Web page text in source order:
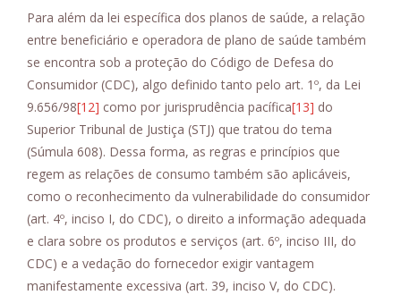
Para além da lei específica dos planos de saúde, a relação
entre beneficiário e operadora de plano de saúde também
se encontra sob a proteção do Código de Defesa do
Consumidor (CDC), algo definido tanto pelo art. 1º, da Lei
9.656/98[12] como por jurisprudência pacífica[13] do
Superior Tribunal de Justiça (STJ) que tratou do tema
(Súmula 608). Dessa forma, as regras e princípios que
regem as relações de consumo também são aplicáveis,
como o reconhecimento da vulnerabilidade do consumidor
(art. 4º, inciso I, do CDC), o direito a informação adequada
e clara sobre os produtos e serviços (art. 6º, inciso III, do
CDC) e a vedação do fornecedor exigir vantagem
manifestamente excessiva (art. 39, inciso V, do CDC).